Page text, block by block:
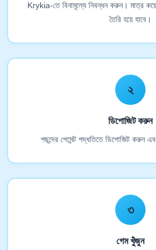
Krykia-তে বিনামূল্যে নিবন্ধন করুন। মাত্র
তৈরি হয়ে যাবে।
২
ডিপোজিট করুন
পছন্দের পেমেন্ট পদ্ধতিতে ডিপোজিট করুন
৩
গেম খুঁজুন